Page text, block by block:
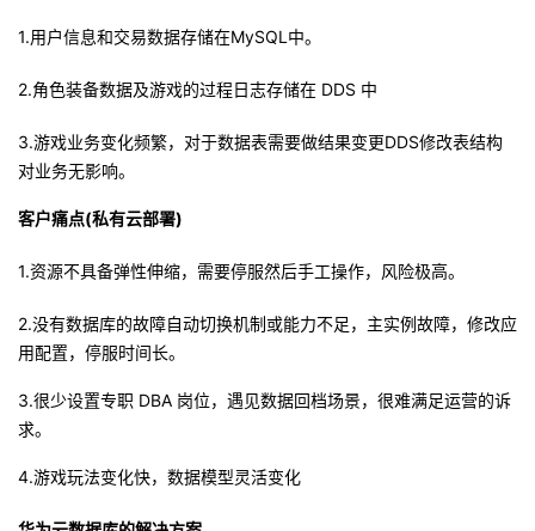
1.用户信息和交易数据存储在MySQL中。
2.角色装备数据及游戏的过程日志存储在 DDS 中
3.游戏业务变化频繁，对于数据表需要做结果变更DDS修改表结构
对业务无影响。
客户痛点(私有云部署)
1.资源不具备弹性伸缩，需要停服然后手工操作，风险极高。
2.没有数据库的故障自动切换机制或能力不足，主实例故障，修改应
用配置，停服时间长。
3.很少设置专职 DBA 岗位，遇见数据回档场景，很难满足运营的诉
求。
4.游戏玩法变化快，数据模型灵活变化